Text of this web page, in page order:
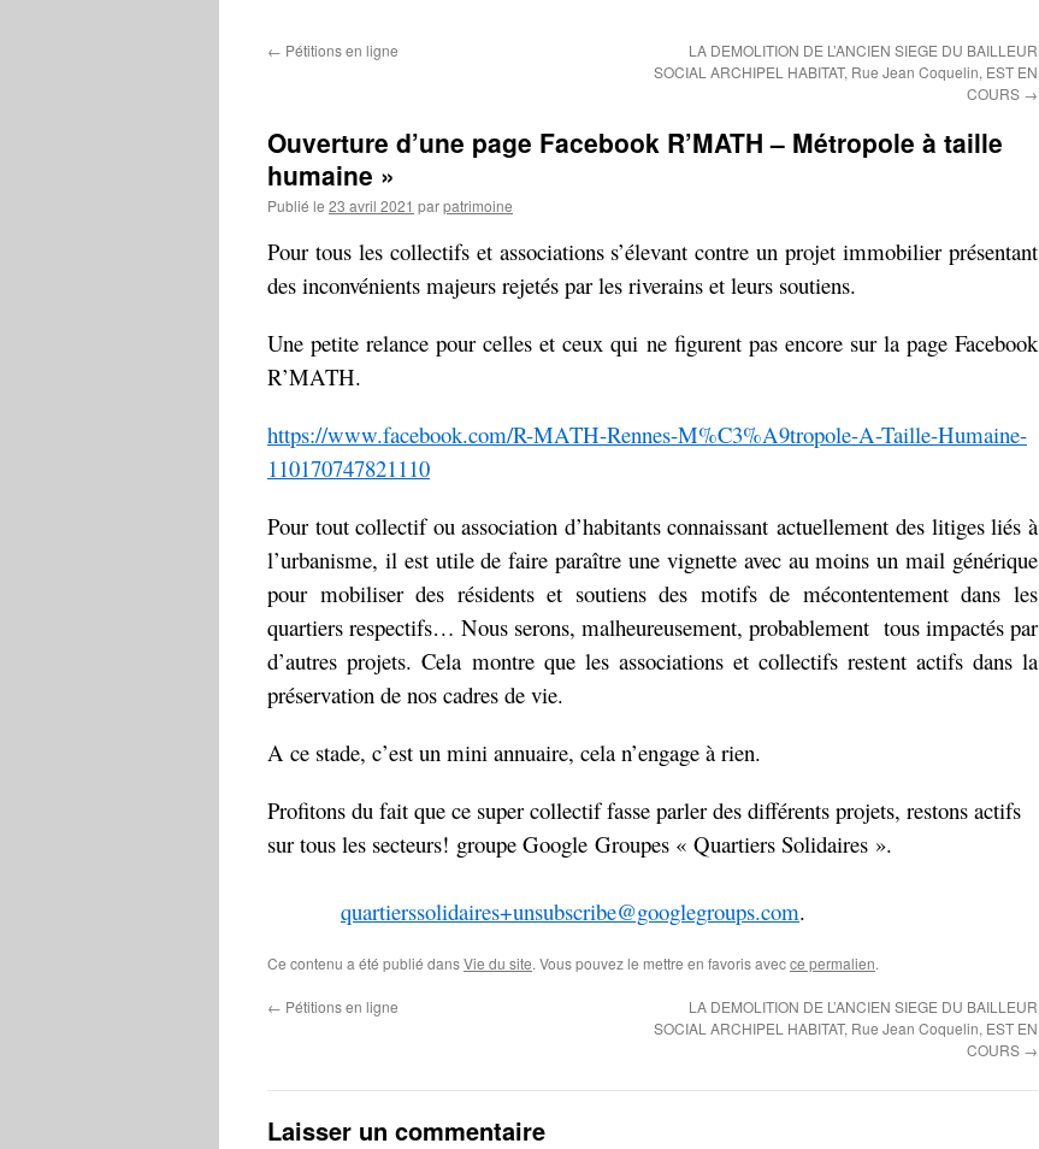
← Pétitions en ligne
LA DEMOLITION DE L’ANCIEN SIEGE DU BAILLEUR
SOCIAL ARCHIPEL HABITAT, Rue Jean Coquelin, EST EN
COURS →
Ouverture d’une page Facebook R’MATH – Métropole à taille
humaine »
Publié le 23 avril 2021 parpatrimoine
Pour tous les collectifs et associations s’élevant contre un projet immobilier présentant
des inconvénients majeurs rejetés par les riverains et leurs soutiens.
Une petite relance pour celles et ceux qui ne figurent pas encore sur la page Facebook
R’MATH.
https://www.facebook.com/R-MATH-Rennes-M%C3%A9tropole-A-Taille-Humaine-
110170747821110
Pour tout collectif ou association d’habitants connaissant actuellement des litiges liés à
l’urbanisme, il est utile de faire paraître une vignette avec au moins un mail générique
pour mobiliser des résidents et soutiens des motifs de mécontentement dans les
quartiers respectifs… Nous serons, malheureusement, probablement tous impactés par
d’autres projets. Cela montre que les associations et collectifs restent actifs dans la
préservation de nos cadres de vie.
A ce stade, c’est un mini annuaire, cela n’engage à rien.
Profitons du fait que ce super collectif fasse parler des différents projets, restons actifs
sur tous les secteurs! groupe Google Groupes « Quartiers Solidaires ».
quartierssolidaires+unsubscribe@googlegroups.com.
Ce contenu a été publié dansVie du site. Vous pouvez le mettre en favoris avecce permalien.
← Pétitions en ligne
LA DEMOLITION DE L’ANCIEN SIEGE DU BAILLEUR
SOCIAL ARCHIPEL HABITAT, Rue Jean Coquelin, EST EN
COURS →
Laisser un commentaire